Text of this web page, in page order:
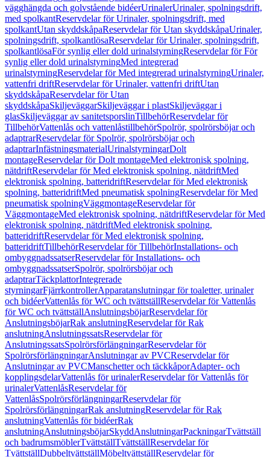
vägghängda och golvstående bidéerUrinalerUrinaler, spolningsdrift,
med spolkantReservdelar för Urinaler, spolningsdrift, med
spolkantUtan skyddskåpaReservdelar för Utan skyddskåpaUrinaler,
spolningsdrift, spolkantlösaReservdelar för Urinaler, spolningsdrift,
spolkantlösaFör synlig eller dold urinalstyrningReservdelar för För
synlig eller dold urinalstyrningMed integrerad
urinalstyrningReservdelar för Med integrerad urinalstyrningUrinaler,
vattenfri driftReservdelar för Urinaler, vattenfri driftUtan
skyddskåpaReservdelar för Utan
skyddskåpaSkiljeväggarSkiljeväggar i plastSkiljeväggar i
glasSkiljeväggar av sanitetsporslinTillbehörReservdelar för
TillbehörVattenlås och vattenlåstillbehörSpolrör, spolrörsböjar och
adaptrarReservdelar för Spolrör, spolrörsböjar och
adaptrarInfästningsmaterialUrinalstyrningarDolt
montageReservdelar för Dolt montageMed elektronisk spolning,
nätdriftReservdelar för Med elektronisk spolning, nätdriftMed
elektronisk spolning, batteridriftReservdelar för Med elektronisk
spolning, batteridriftMed pneumatisk spolningReservdelar för Med
pneumatisk spolningVäggmontageReservdelar för
VäggmontageMed elektronisk spolning, nätdriftReservdelar för Med
elektronisk spolning, nätdriftMed elektronisk spolning,
batteridriftReservdelar för Med elektronisk spolning,
batteridriftTillbehörReservdelar för TillbehörInstallations- och
ombyggnadssatserReservdelar för Installations- och
ombyggnadssatserSpolrör, spolrörsböjar och
adaptrarTäckplattorIntegrerade
styrningarFjärrkontrollerApparatanslutningar för toaletter, urinaler
och bidéerVattenlås för WC och tvättställReservdelar för Vattenlås
för WC och tvättställAnslutningsböjarReservdelar för
AnslutningsböjarRak anslutningReservdelar för Rak
anslutningAnslutningssatsReservdelar för
AnslutningssatsSpolrörsförlängningarReservdelar för
SpolrörsförlängningarAnslutningar av PVCReservdelar för
Anslutningar av PVCManschetter och täckkåporAdapter- och
kopplingsdelarVattenlås för urinalerReservdelar för Vattenlås för
urinalerVattenlåsReservdelar för
VattenlåsSpolrörsförlängningarReservdelar för
SpolrörsförlängningarRak anslutningReservdelar för Rak
anslutningVattenlås för bidéerRak
anslutningAnslutningsböjarSkyddAnslutningarPackningarTvättställ
och badrumsmöblerTvättställTvättställReservdelar för
TvättställDubbeltvättställMöbeltvättställReservdelar för